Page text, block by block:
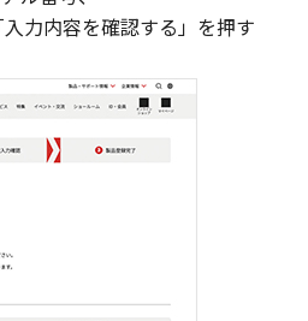
力内容を確認する」を押す